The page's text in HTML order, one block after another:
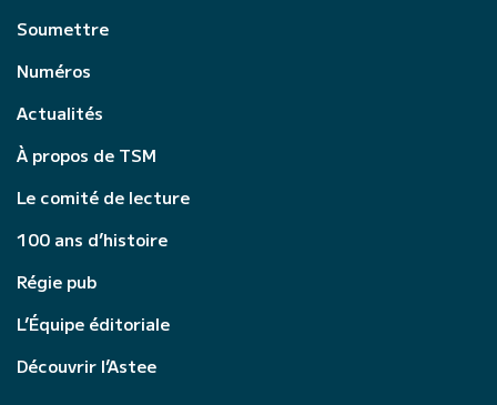
Soumettre
Numéros
Actualités
À propos de TSM
Le comité de lecture
100 ans d’histoire
Régie pub
L’Équipe éditoriale
Découvrir l’Astee